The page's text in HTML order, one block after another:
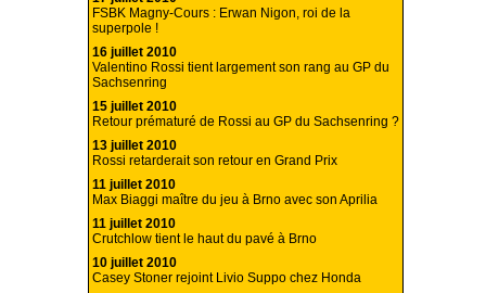
FSBK Magny-Cours : Erwan Nigon, roi de la
superpole !
16 juillet 2010
Valentino Rossi tient largement son rang au GP du
Sachsenring
15 juillet 2010
Retour prématuré de Rossi au GP du Sachsenring ?
13 juillet 2010
Rossi retarderait son retour en Grand Prix
11 juillet 2010
Max Biaggi maître du jeu à Brno avec son Aprilia
11 juillet 2010
Crutchlow tient le haut du pavé à Brno
10 juillet 2010
Casey Stoner rejoint Livio Suppo chez Honda